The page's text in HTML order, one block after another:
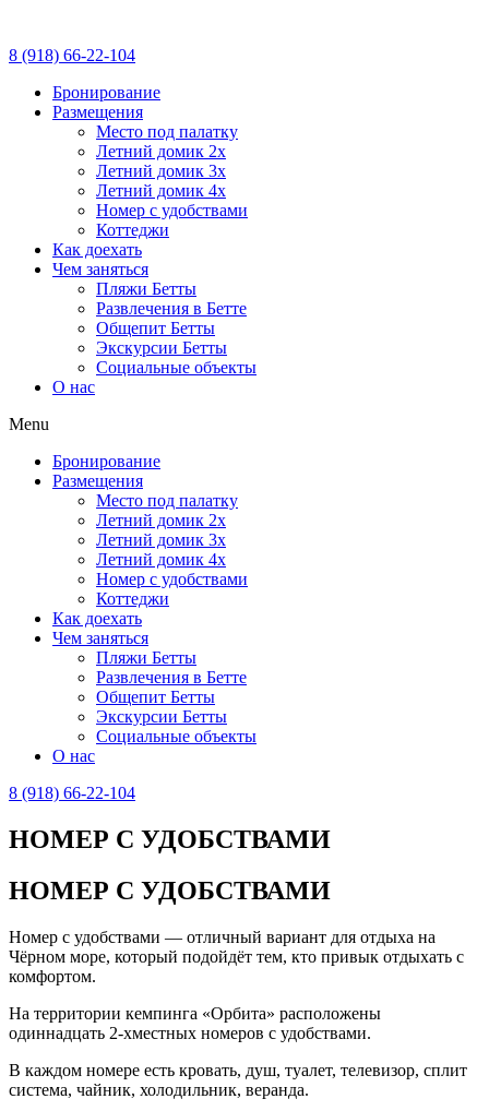
8 (918) 66-22-104
Бронирование
Размещения
Место под палатку
Летний домик 2x
Летний домик 3х
Летний домик 4x
Номер с удобствами
Коттеджи
Как доехать
Чем заняться
Пляжи Бетты
Развлечения в Бетте
Общепит Бетты
Экскурсии Бетты
Социальные объекты
О нас
Menu
Бронирование
Размещения
Место под палатку
Летний домик 2x
Летний домик 3х
Летний домик 4x
Номер с удобствами
Коттеджи
Как доехать
Чем заняться
Пляжи Бетты
Развлечения в Бетте
Общепит Бетты
Экскурсии Бетты
Социальные объекты
О нас
8 (918) 66-22-104
НОМЕР С УДОБСТВАМИ
НОМЕР С УДОБСТВАМИ
Номер с удобствами — отличный вариант для отдыха на
Чёрном море, который подойдёт тем, кто привык отдыхать с
комфортом.
На территории кемпинга «Орбита» расположены
одиннадцать 2-хместных номеров с удобствами.
В каждом номере есть кровать, душ, туалет, телевизор, сплит
система, чайник, холодильник, веранда.